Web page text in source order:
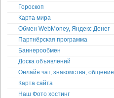
Гороскоп
Карта мира
Обмен WebMoney, Яндекс Денег
Партнёрская программа
Баннерообмен
Доска объявлений
Онлайн чат, знакомства, общение
Карта сайта
Наш Фото хостинг